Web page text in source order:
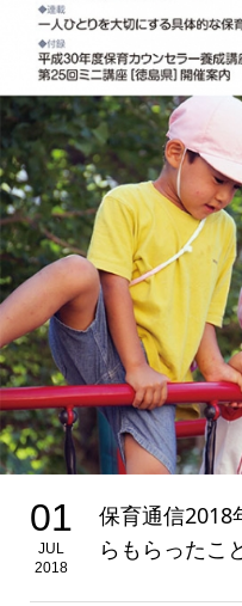
01
JUL
2018
保育通信2018
らもらったこ